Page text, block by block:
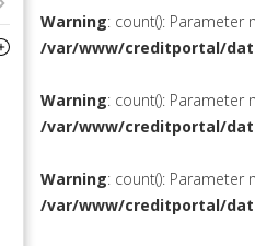
Open submenu ( Банки)
Warning: count():
/var/www/creditportal/
Warning: count():
/var/www/creditportal/
Warning: count():
/var/www/creditportal/